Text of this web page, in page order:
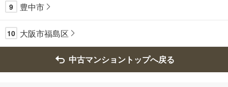
9 豊中市
10 大阪市福島区
中古マンショントップへ戻る